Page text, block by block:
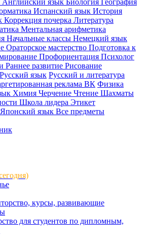
Английский язык Биология География
Испанский язык История
Коррекция почерка Литература
Ментальная арифметика
Начальные классы Немецкий язык
Ораторское мастерство Подготовка к
Профориентация Психолог
Раннее развитие Рисование
Русский язык Русский и литература
реклама ВК Физика
Химия Черчение Чтение Шахматы
Школа лидера Этикет
Японский язык Все предметы
курсы, развивающие
для студентов по дипломным,